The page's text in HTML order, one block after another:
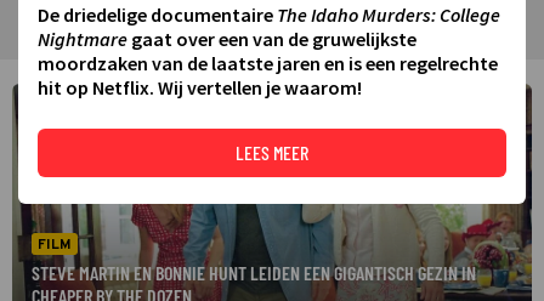
FILM
STEVE MARTIN EN BONNIE HUNT LEIDEN EEN GIGANTISCH GEZIN IN
CHEAPER BY THE DOZEN
De driedelige documentaire The Idaho Murders: College
Nightmare gaat over een van de gruwelijkste
moordzaken van de laatste jaren en is een regelrechte
hit op Netflix. Wij vertellen je waarom!
LEES MEER